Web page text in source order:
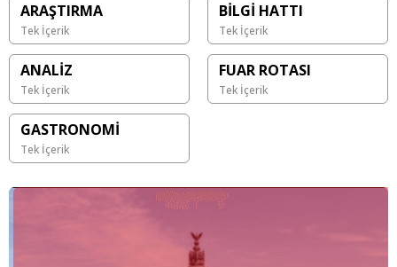
ARAŞTIRMA
Tek İçerik
BİLGİ HATTI
Tek İçerik
ANALİZ
Tek İçerik
FUAR ROTASI
Tek İçerik
GASTRONOMİ
Tek İçerik